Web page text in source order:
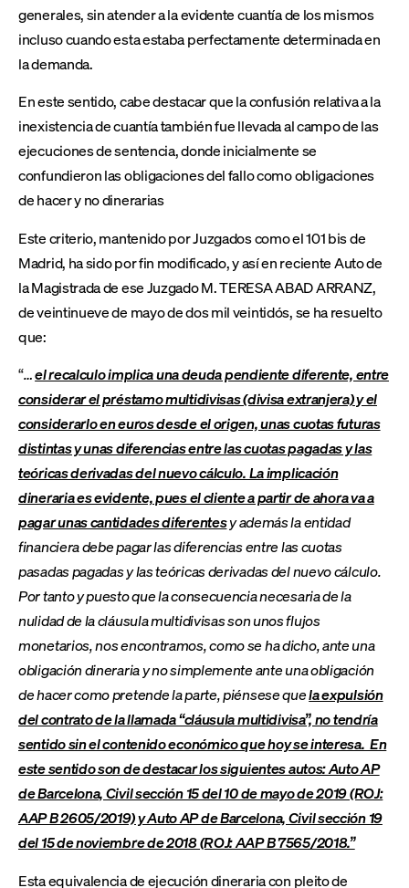
generales, sin atender a la evidente cuantía de los mismos
incluso cuando esta estaba perfectamente determinada en
la demanda.
En este sentido, cabe destacar que la confusión relativa a la
inexistencia de cuantía también fue llevada al campo de las
ejecuciones de sentencia, donde inicialmente se
confundieron las obligaciones del fallo como obligaciones
de hacer y no dinerarias
Este criterio, mantenido por Juzgados como el 101 bis de
Madrid, ha sido por fin modificado, y así en reciente Auto de
la Magistrada de ese Juzgado M. TERESA ABAD ARRANZ,
de veintinueve de mayo de dos mil veintidós, se ha resuelto
que:
“…el recalculo implica una deuda pendiente diferente, entre
considerar el préstamo multidivisas (divisa extranjera) y el
considerarlo en euros desde el origen, unas cuotas futuras
distintas y unas diferencias entre las cuotas pagadas y las
teóricas derivadas del nuevo cálculo. La implicación
dineraria es evidente, pues el cliente a partir de ahora va a
pagar unas cantidades diferentesy además la entidad
financiera debe pagar las diferencias entre las cuotas
pasadas pagadas y las teóricas derivadas del nuevo cálculo.
Por tanto y puesto que la consecuencia necesaria de la
nulidad de la cláusula multidivisas son unos flujos
monetarios, nos encontramos, como se ha dicho, ante una
obligación dineraria y no simplemente ante una obligación
de hacer como pretende la parte, piénsese quela expulsión
del contrato de la llamada “cláusula multidivisa”, no tendría
sentido sin el contenido económico que hoy se interesa. En
este sentido son de destacar los siguientes autos: Auto AP
de Barcelona, Civil sección 15 del 10 de mayo de 2019 (ROJ:
AAP B 2605/2019) y Auto AP de Barcelona, Civil sección 19
del 15 de noviembre de 2018 (ROJ: AAP B 7565/2018.”
Esta equivalencia de ejecución dineraria con pleito de